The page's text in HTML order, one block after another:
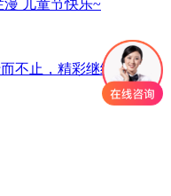
儿童节快乐~
不止，精彩继续，硕果